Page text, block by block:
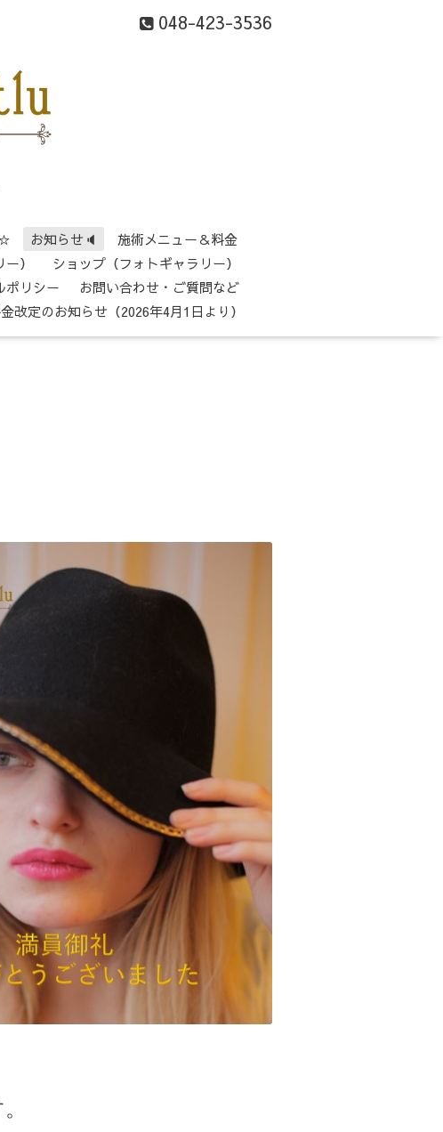
048-423-3536
お知らせ🔈
施術メニュー＆料金
）
ショップ（フォトギャラリー）
ポリシー
お問い合わせ・ご質問など
改定のお知らせ（2026年4月1日より）